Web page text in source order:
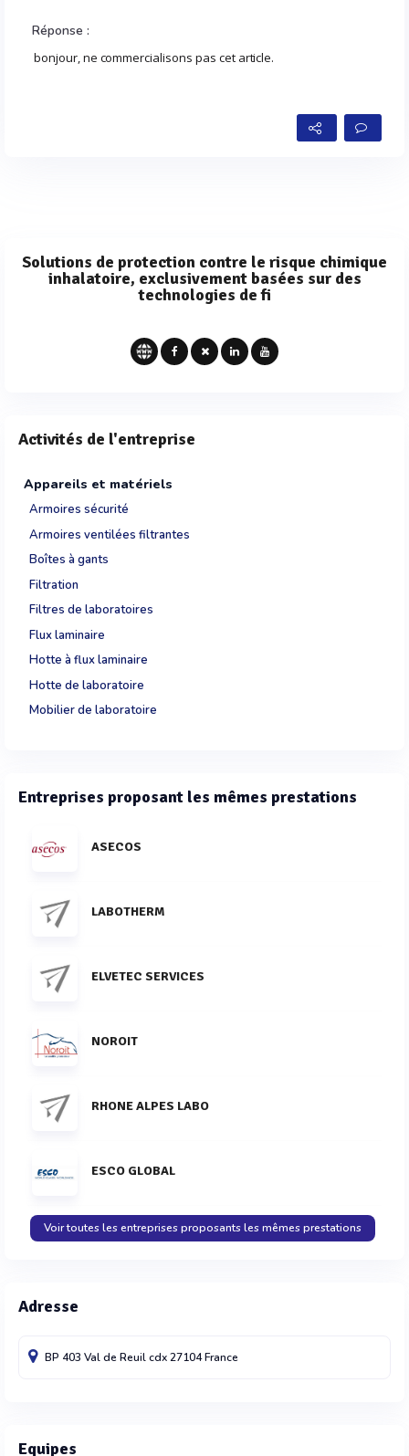
Réponse :
bonjour, ne commercialisons pas cet article.
Solutions de protection contre le risque chimique
inhalatoire, exclusivement basées sur des
technologies de fi
Activités de l'entreprise
Appareils et matériels
Armoires sécurité
Armoires ventilées filtrantes
Boîtes à gants
Filtration
Filtres de laboratoires
Flux laminaire
Hotte à flux laminaire
Hotte de laboratoire
Mobilier de laboratoire
Entreprises proposant les mêmes prestations
ASECOS
LABOTHERM
ELVETEC SERVICES
NOROIT
RHONE ALPES LABO
ESCO GLOBAL
Voir toutes les entreprises proposants les mêmes prestations
Adresse
BP 403 Val de Reuil cdx27104France
Equipes